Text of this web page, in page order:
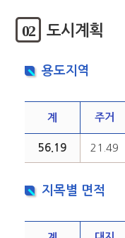
02 도시계획
용도지역
계 주거
56.19 21.49
지목별 면적